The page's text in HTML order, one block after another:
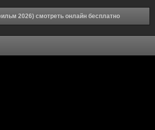
2026) смотреть онлайн бесплатно